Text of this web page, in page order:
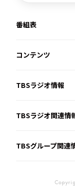
番組表
コンテンツ
TBSラジオ情報
TBSラジオ関連情
TBSグループ関連